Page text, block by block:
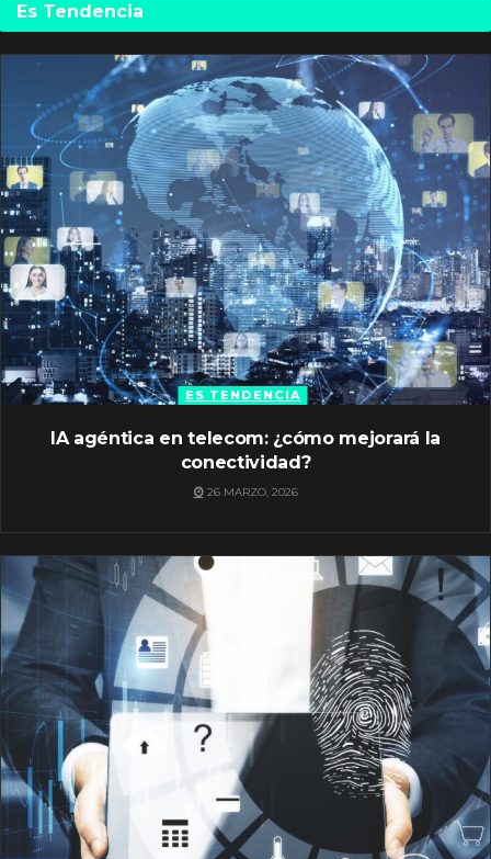
Es Tendencia
ES TENDENCIA
IA agéntica en telecom: ¿cómo mejorará la
conectividad?
26 MARZO, 2026